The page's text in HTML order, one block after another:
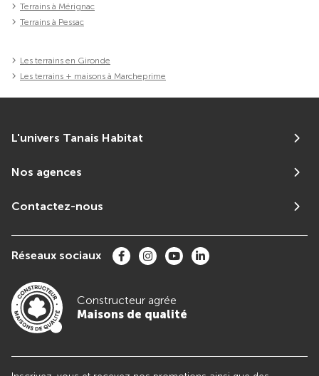
Terrains à Mérignac
Terrains à Pessac
Les terrains en Gironde
Les terrains + maisons à Marcheprime
L'univers Tanais Habitat
Nos agences
Contactez-nous
Réseaux sociaux
Constructeur agrée
Maisons de qualité